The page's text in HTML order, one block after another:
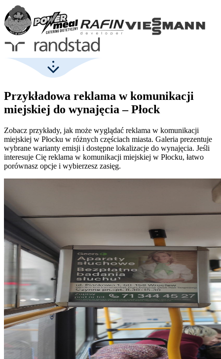
Przykładowa reklama w komunikacji
miejskiej do wynajęcia – Płock
Zobacz przykłady, jak może wyglądać reklama w komunikacji
miejskiej w Płocku w różnych częściach miasta. Galeria prezentuje
wybrane warianty emisji i dostępne lokalizacje do wynajęcia. Jeśli
interesuje Cię reklama w komunikacji miejskiej w Płocku, łatwo
porównasz opcje i wybierzesz zasięg.